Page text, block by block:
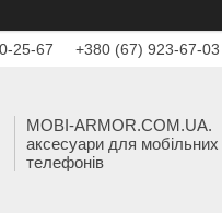
25-67 +380 (67) 923-67-03
MOBI-ARMOR.COM.UA.
аксесуари для мобільних
телефонів